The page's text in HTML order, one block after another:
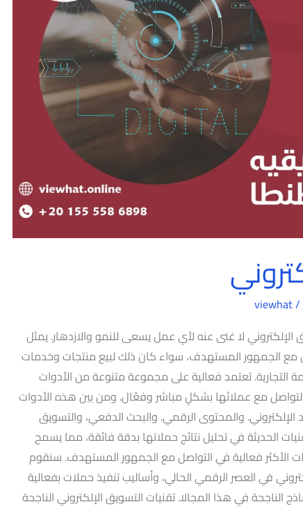
/
viewhat
الإلكتروني لا غنى عنه لأي عمل يسعى للنمو والازدهار. يمثل
مع الجمهور المستهدف، سواء كان ذلك لبيع منتجات وخدمات
التجارية. تعتمد فعالية على مجموعة متنوعة من الأدوات
مع عملائها بشكلٍ مباشر وفعّال. ومن بين هذه الأدوات
الإلكتروني. والمحتوى الرقمي. والبحث الدفعي، والتسويق
الحديثة في تحليل نتائج حملاتها بدقة فائقة، مما يسمح
الأكثر فعالية في التواصل مع الجمهور المستهدف. سنقوم
في العصر الرقمي الحالي، وأساليب تنفيذ حملات بفعالية
الناجحة في هذا المجالا. تقنيات التسويق الإلكتروني الناجحة